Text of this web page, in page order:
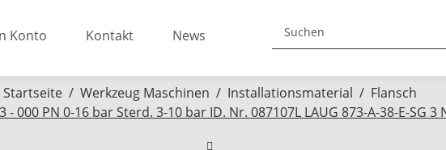
Konto Kontakt News
Startseite Werkzeug Maschinen Installationsmaterial
Flansch
- 000 PN 0-16 bar Sterd. 3-10 bar ID. Nr. 087107L LAUG 873-A-38-E-SG 3